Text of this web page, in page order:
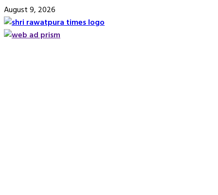
Skip
to
content
August 9, 2026